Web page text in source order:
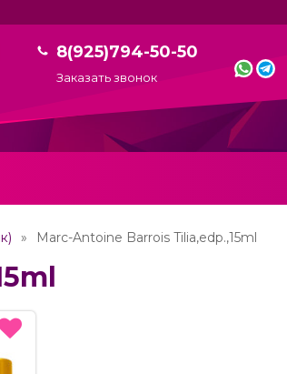
8(925)794-50-50
Заказать звонок
Marc-Antoine Barrois Tilia,edp.,15ml